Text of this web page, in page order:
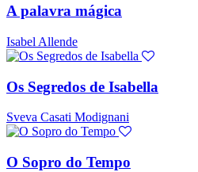
A palavra mágica
Isabel Allende
Os Segredos de Isabella
Sveva Casati Modignani
O Sopro do Tempo